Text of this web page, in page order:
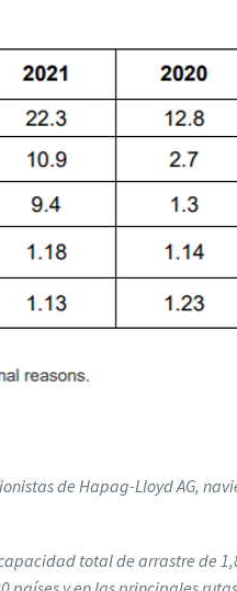
de Hapag-Lloyd AG,
total de arrastre de